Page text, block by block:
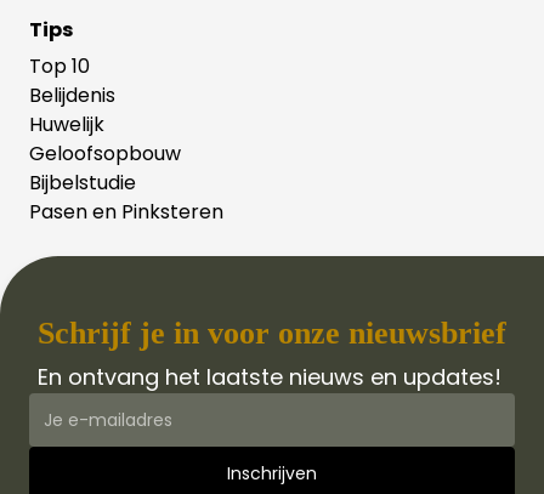
Tips
Top 10
Belijdenis
Huwelijk
Geloofsopbouw
Bijbelstudie
Pasen en Pinksteren
Schrijf je in voor onze nieuwsbrief
En ontvang het laatste nieuws en updates!